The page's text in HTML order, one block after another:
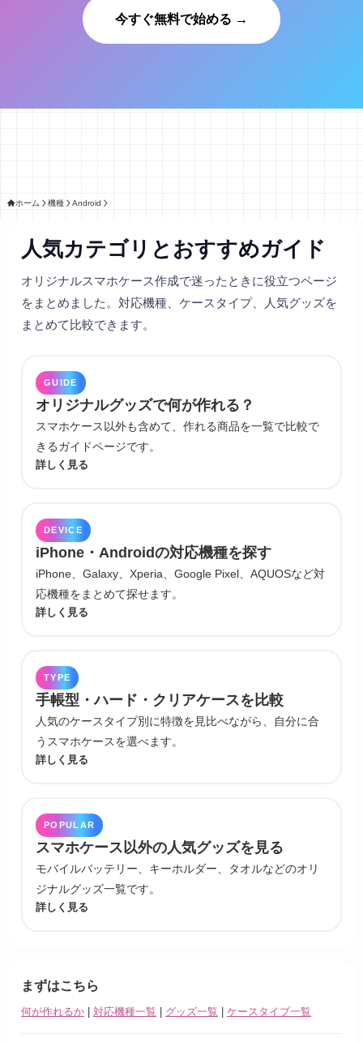
今すぐ無料で始める →
ホーム 機種 Android
人気カテゴリとおすすめガイド
オリジナルスマホケース作成で迷ったときに役立つページ
をまとめました。対応機種、ケースタイプ、人気グッズを
まとめて比較できます。
GUIDE
オリジナルグッズで何が作れる？
スマホケース以外も含めて、作れる商品を一覧で比較で
きるガイドページです。
詳しく見る
DEVICE
iPhone・Androidの対応機種を探す
iPhone、Galaxy、Xperia、Google Pixel、AQUOSなど対
応機種をまとめて探せます。
詳しく見る
TYPE
手帳型・ハード・クリアケースを比較
人気のケースタイプ別に特徴を見比べながら、自分に合
うスマホケースを選べます。
詳しく見る
POPULAR
スマホケース以外の人気グッズを見る
モバイルバッテリー、キーホルダー、タオルなどのオリ
ジナルグッズ一覧です。
詳しく見る
まずはこちら
何が作れるか | 対応機種一覧 | グッズ一覧 | ケースタイプ一覧